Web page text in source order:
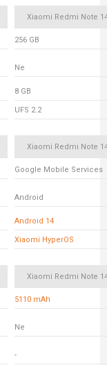
Xiaomi Redmi Note
256 GB
Ne
8 GB
UFS 2.2
Xiaomi Redmi Note
Google Mobile Services
Android
Android 14
Xiaomi HyperOS
Xiaomi Redmi Note
5110 mAh
Ne
-